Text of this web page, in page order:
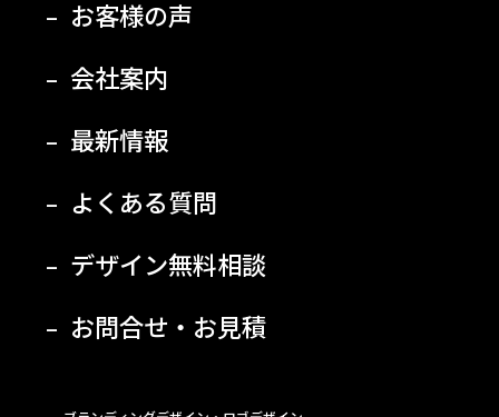
お客様の声
会社案内
最新情報
よくある質問
デザイン無料相談
お問合せ・お見積